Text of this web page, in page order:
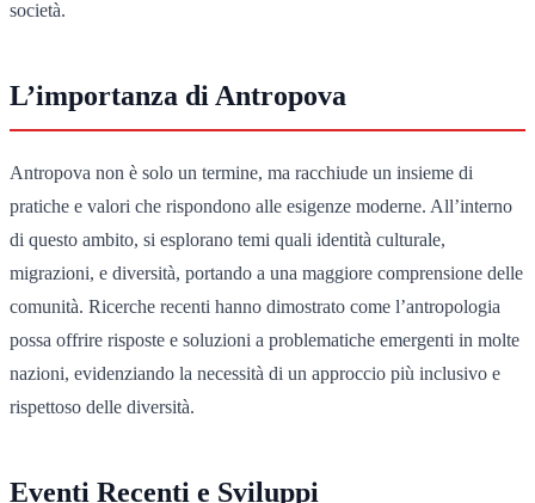
società.
L’importanza di Antropova
Antropova non è solo un termine, ma racchiude un insieme di
pratiche e valori che rispondono alle esigenze moderne. All’interno
di questo ambito, si esplorano temi quali identità culturale,
migrazioni, e diversità, portando a una maggiore comprensione delle
comunità. Ricerche recenti hanno dimostrato come l’antropologia
possa offrire risposte e soluzioni a problematiche emergenti in molte
nazioni, evidenziando la necessità di un approccio più inclusivo e
rispettoso delle diversità.
Eventi Recenti e Sviluppi